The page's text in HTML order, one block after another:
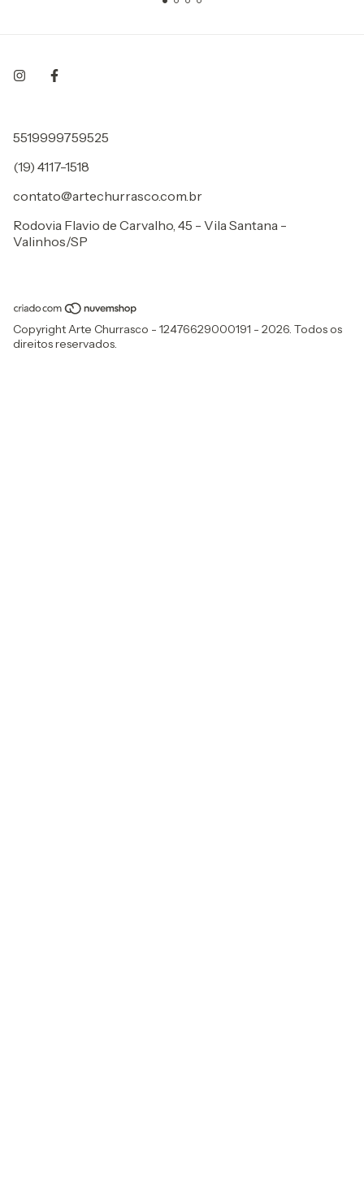
5519999759525
(19) 4117-1518
contato@artechurrasco.com.br
Rodovia Flavio de Carvalho, 45 - Vila Santana -
Valinhos/SP
Copyright Arte Churrasco - 12476629000191 - 2026. Todos os
direitos reservados.